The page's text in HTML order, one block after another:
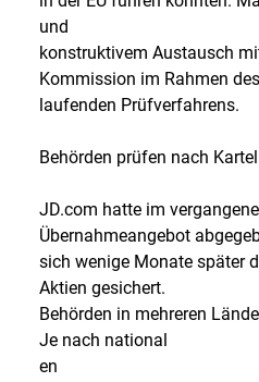
und
konstruktivem Austausch
Kommission im Rahmen des
laufenden Prüfverfahrens.
Behörden prüfen nach
JD.com hatte im
Übernahmeangebot
sich wenige Monate später
Aktien gesichert.
Behörden in mehreren
Je nach national
en